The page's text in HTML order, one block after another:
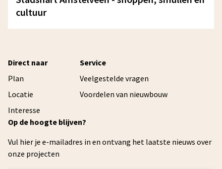
cultuur
Direct naar
Plan
Locatie
Interesse
Service
Veelgestelde vragen
Voordelen van nieuwbouw
Op de hoogte blijven?
Vul hier je e-mailadres in en ontvang het laatste nieuws over
onze projecten